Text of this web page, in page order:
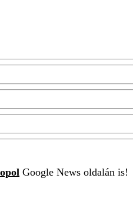
Google News oldalán is!